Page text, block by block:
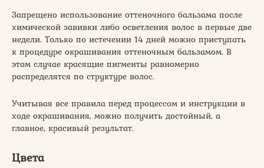
Запрещено использование оттеночного бальзама после
химической завивки либо осветления волос в первые две
недели. Только по истечении 14 дней можно приступать
к процедуре окрашивания оттеночным бальзамом. В
этом случае красящие пигменты равномерно
распределятся по структуре волос.
Учитывая все правила перед процессом и инструкции в
ходе окрашивания, можно получить достойный, а
главное, красивый результат.
Цвета